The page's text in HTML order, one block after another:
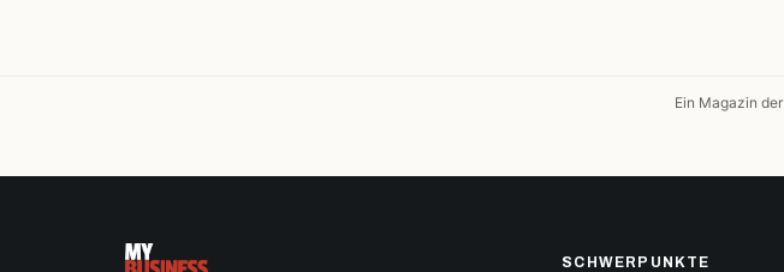
Ein Magazin der
SCHWERPUNKTE